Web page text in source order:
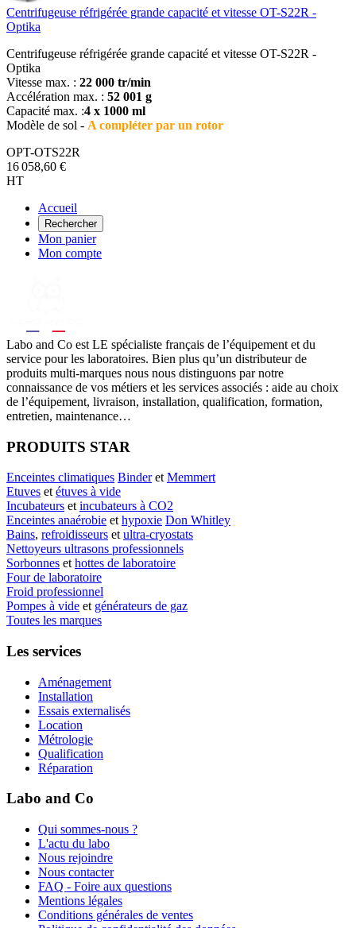
Centrifugeuse réfrigérée grande capacité et vitesse OT-S22R -
Optika
Centrifugeuse réfrigérée grande capacité et vitesse OT-S22R -
Optika
Vitesse max. : 22 000 tr/min
Accélération max. : 52 001 g
Capacité max. :4 x 1000 ml
Modèle de sol - A compléter par un rotor
OPT-OTS22R
16 058,60 €
HT
Accueil
Rechercher
Mon panier
Mon compte
Labo and Co est LE spécialiste français de l’équipement et du
service pour les laboratoires. Bien plus qu’un distributeur de
produits multi-marques nous nous distinguons par notre
connaissance de vos métiers et les services associés : aide au choix
de l’équipement, livraison, installation, qualification, formation,
entretien, maintenance…
PRODUITS STAR
Enceintes climatiques Binderet Memmert
Etuves et étuves à vide
Incubateurs et incubateurs à CO2
Enceintes anaérobie et hypoxie Don Whitley
Bains, refroidisseurs et ultra-cryostats
Nettoyeurs ultrasons professionnels
Sorbonnes et hottes de laboratoire
Four de laboratoire
Froid professionnel
Pompes à vide et générateurs de gaz
Toutes les marques
Les services
Aménagement
Installation
Essais externalisés
Location
Métrologie
Qualification
Réparation
Labo and Co
Qui sommes-nous ?
L'actu du labo
Nous rejoindre
Nous contacter
FAQ - Foire aux questions
Mentions légales
Conditions générales de ventes